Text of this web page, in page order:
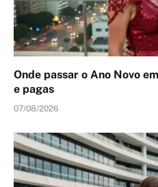
Onde passar o Ano Novo
e pagas
07/08/2026